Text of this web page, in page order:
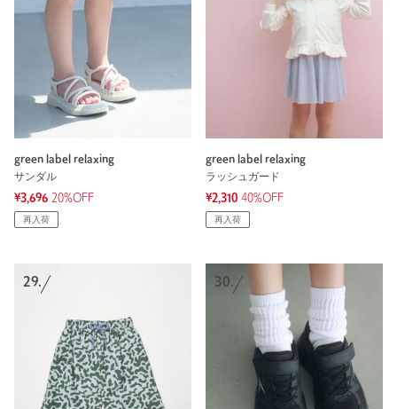
green label relaxing
サンダル
¥3,696 20%OFF
再入荷
green label relaxing
ラッシュガード
¥2,310 40%OFF
再入荷
29. 30.